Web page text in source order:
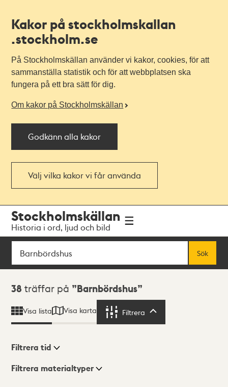
Kakor på stockholmskallan
.stockholm.se
På Stockholmskällan använder vi kakor, cookies, för att
sammanställa statistik och för att webbplatsen ska
fungera på ett bra sätt för dig.
Om kakor på Stockholmskällan
Godkänn alla kakor
Välj vilka kakor vi får använda
navigationen
huvudinnehållet
Stockholmskällan
Historia i ord, ljud och bild
Sök
Sök
Sökresultat
38 träffar på Barnbördshus
Visa lista Visa karta Filtrera
Visningsläge
Filtrera tid
Filtrera materialtyper